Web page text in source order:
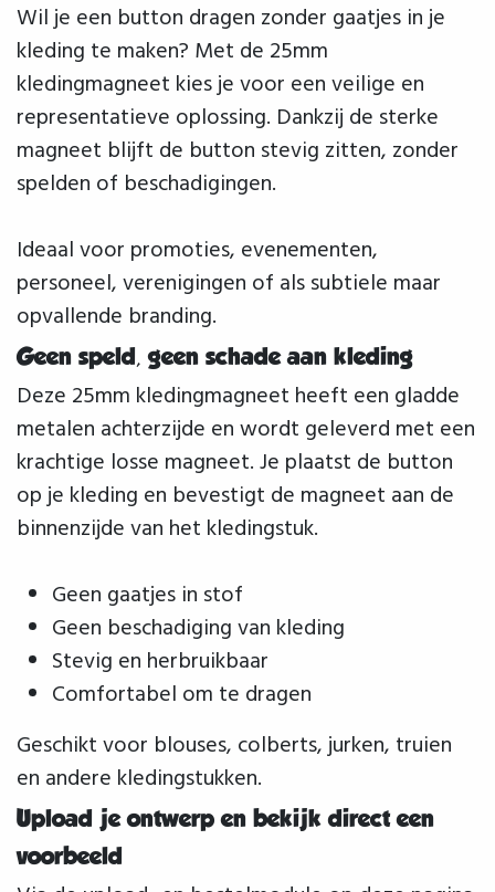
Wil je een button dragen zonder gaatjes in je
kleding te maken? Met de 25mm
kledingmagneet kies je voor een veilige en
representatieve oplossing. Dankzij de sterke
magneet blijft de button stevig zitten, zonder
spelden of beschadigingen.
Ideaal voor promoties, evenementen,
personeel, verenigingen of als subtiele maar
opvallende branding.
Geen speld, geen schade aan kleding
Deze 25mm kledingmagneet heeft een gladde
metalen achterzijde en wordt geleverd met een
krachtige losse magneet. Je plaatst de button
op je kleding en bevestigt de magneet aan de
binnenzijde van het kledingstuk.
Geen gaatjes in stof
Geen beschadiging van kleding
Stevig en herbruikbaar
Comfortabel om te dragen
Geschikt voor blouses, colberts, jurken, truien
en andere kledingstukken.
Upload je ontwerp en bekijk direct een
voorbeeld